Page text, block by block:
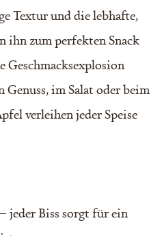
Textur und die lebhafte,
ihn zum perfekten Snack
Geschmacksexplosion
im Salat oder beim
verleihen jeder Speise
jeder Biss sorgt für ein